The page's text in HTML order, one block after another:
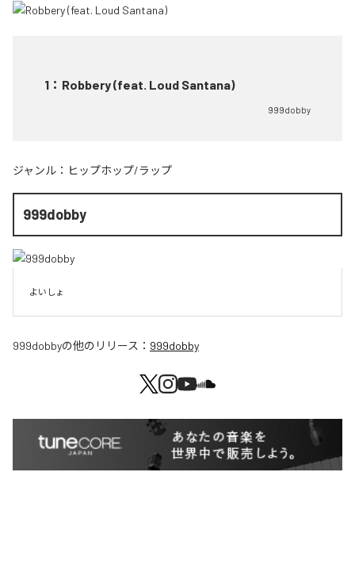
1 ： Robbery (feat. Loud Santana)
999dobby
ジャンル： ヒップホップ/ラップ
999dobby
よいしょ
999dobbyの他のリリース： 999dobby